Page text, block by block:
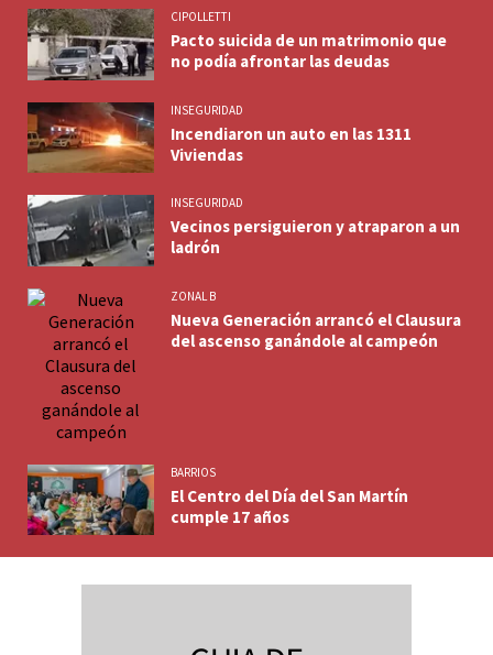
CIPOLLETTI
Pacto suicida de un matrimonio que
no podía afrontar las deudas
INSEGURIDAD
Incendiaron un auto en las 1311
Viviendas
INSEGURIDAD
Vecinos persiguieron y atraparon a un
ladrón
ZONAL B
Nueva Generación arrancó el Clausura
del ascenso ganándole al campeón
BARRIOS
El Centro del Día del San Martín
cumple 17 años